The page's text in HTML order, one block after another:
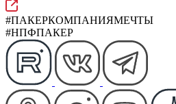
#ПАКЕРКОМПАНИЯМЕЧТЫ
#НПФПАКЕР